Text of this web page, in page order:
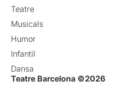
Teatre
Musicals
Humor
Infantil
Dansa
Teatre Barcelona ©2026